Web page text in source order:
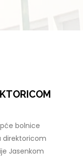
bolnice
direktoricom
Jasenkom